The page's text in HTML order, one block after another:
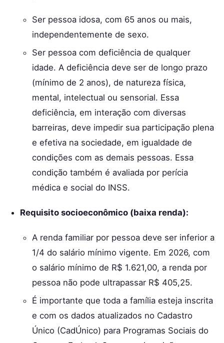
Ser pessoa idosa, com 65 anos ou mais,
independentemente de sexo.
Ser pessoa com deficiência de qualquer
idade. A deficiência deve ser de longo prazo
(mínimo de 2 anos), de natureza física,
mental, intelectual ou sensorial. Essa
deficiência, em interação com diversas
barreiras, deve impedir sua participação plena
e efetiva na sociedade, em igualdade de
condições com as demais pessoas. Essa
condição também é avaliada por perícia
médica e social do INSS.
Requisito socioeconômico (baixa renda):
A renda familiar por pessoa deve ser inferior a
1/4 do salário mínimo vigente. Em 2026, com
o salário mínimo de R$ 1.621,00, a renda por
pessoa não pode ultrapassar R$ 405,25.
É importante que toda a família esteja inscrita
e com os dados atualizados no Cadastro
Único (CadÚnico) para Programas Sociais do